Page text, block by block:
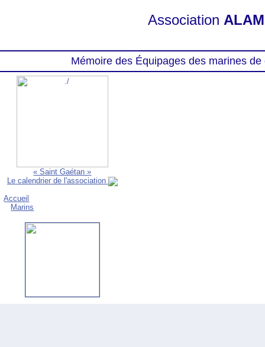
Association
Mémoire des Équipages des marines
« Saint Gaétan »
Le calendrier de l'association
Accueil
Marins